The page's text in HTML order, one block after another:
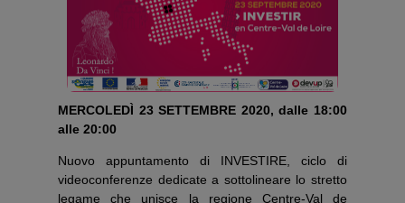
MERCOLEDÌ 23 SETTEMBRE 2020, dalle 18:00
alle 20:00
Nuovo appuntamento di INVESTIRE, ciclo di
videoconferenze dedicate a sottolineare lo stretto
legame che unisce la regione Centre-Val de